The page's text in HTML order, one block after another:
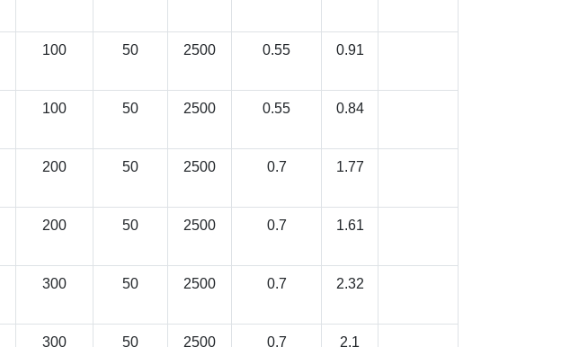
100 50 2500 0.55 0.91
100 50 2500 0.55 0.84
200 50 2500 0.7 1.77
200 50 2500 0.7 1.61
300 50 2500 0.7 2.32
300 50 2500 0.7 2.1